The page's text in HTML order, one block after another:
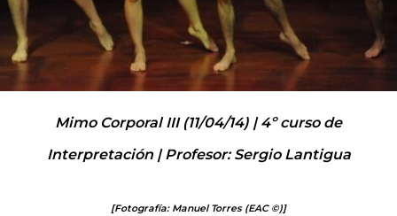
Inicio Movimiento IV: Mimo Corporal III
Mimo Corporal III (11/04/14) | 4º curso de
Interpretación | Profesor: Sergio Lantigua
[Fotografía: Manuel Torres (EAC ©)]